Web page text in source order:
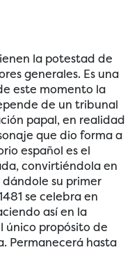
la potestad de
generales. Es una
este momento la
de un tribunal
papal, en realidad
que dio forma a
español es el
convirtiéndola en
su primer
se celebra en
así en la
único propósito de
Permanecerá hasta